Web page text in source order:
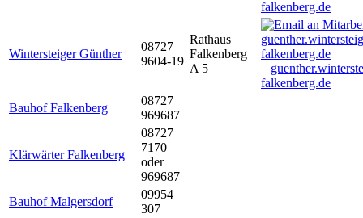
falkenberg.de
Wintersteiger Günther
08727
9604-19
Rathaus
Falkenberg
A 5
falkenberg.de
Bauhof Falkenberg
08727
969687
Klärwärter Falkenberg
08727
7170
oder
969687
Bauhof Malgersdorf
09954
307